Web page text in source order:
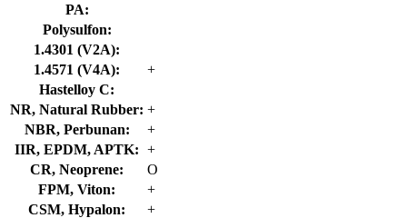
PA:
Polysulfon:
1.4301 (V2A):
1.4571 (V4A):
+
Hastelloy C:
NR, Natural Rubber: +
NBR, Perbunan:
+
IIR, EPDM, APTK: +
CR, Neoprene:
O
FPM, Viton:
+
CSM, Hypalon:
+